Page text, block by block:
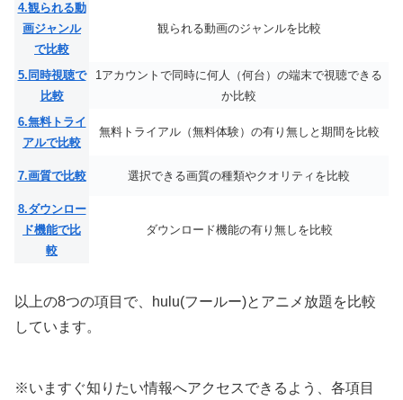
4.観られる動
画ジャンル
で比較
観られる動画のジャンルを比較
5.同時視聴で
比較
1アカウントで同時に何人（何台）の端末で視聴できる
か比較
6.無料トライ
アルで比較
無料トライアル（無料体験）の有り無しと期間を比較
7.画質で比較 選択できる画質の種類やクオリティを比較
8.ダウンロー
ド機能で比
較
ダウンロード機能の有り無しを比較
以上の8つの項目で、hulu(フールー)とアニメ放題を比較
しています。
※いますぐ知りたい情報へアクセスできるよう、各項目